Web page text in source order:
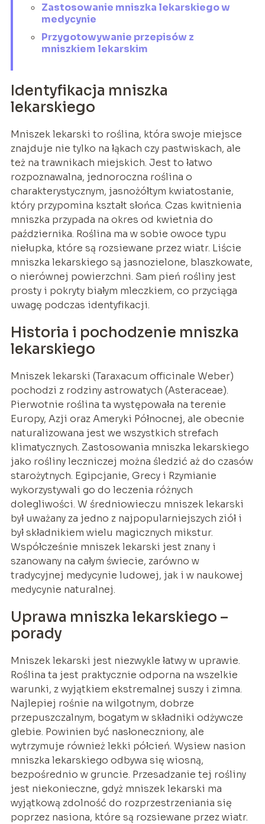
Zastosowanie mniszka lekarskiego w
medycynie
Przygotowywanie przepisów z
mniszkiem lekarskim
Identyfikacja mniszka
lekarskiego
Mniszek lekarski to roślina, która swoje miejsce
znajduje nie tylko na łąkach czy pastwiskach, ale
też na trawnikach miejskich. Jest to łatwo
rozpoznawalna, jednoroczna roślina o
charakterystycznym, jasnożółtym kwiatostanie,
który przypomina kształt słońca. Czas kwitnienia
mniszka przypada na okres od kwietnia do
października. Roślina ma w sobie owoce typu
niełupka, które są rozsiewane przez wiatr. Liście
mniszka lekarskiego są jasnozielone, blaszkowate,
o nierównej powierzchni. Sam pień rośliny jest
prosty i pokryty białym mleczkiem, co przyciąga
uwagę podczas identyfikacji.
Historia i pochodzenie mniszka
lekarskiego
Mniszek lekarski (Taraxacum officinale Weber)
pochodzi z rodziny astrowatych (Asteraceae).
Pierwotnie roślina ta występowała na terenie
Europy, Azji oraz Ameryki Północnej, ale obecnie
naturalizowana jest we wszystkich strefach
klimatycznych. Zastosowania mniszka lekarskiego
jako rośliny leczniczej można śledzić aż do czasów
starożytnych. Egipcjanie, Grecy i Rzymianie
wykorzystywali go do leczenia różnych
dolegliwości. W średniowieczu mniszek lekarski
był uważany za jedno z najpopularniejszych ziół i
był składnikiem wielu magicznych mikstur.
Współcześnie mniszek lekarski jest znany i
szanowany na całym świecie, zarówno w
tradycyjnej medycynie ludowej, jak i w naukowej
medycynie naturalnej.
Uprawa mniszka lekarskiego –
porady
Mniszek lekarski jest niezwykle łatwy w uprawie.
Roślina ta jest praktycznie odporna na wszelkie
warunki, z wyjątkiem ekstremalnej suszy i zimna.
Najlepiej rośnie na wilgotnym, dobrze
przepuszczalnym, bogatym w składniki odżywcze
glebie. Powinien być nasłoneczniony, ale
wytrzymuje również lekki półcień. Wysiew nasion
mniszka lekarskiego odbywa się wiosną,
bezpośrednio w gruncie. Przesadzanie tej rośliny
jest niekonieczne, gdyż mniszek lekarski ma
wyjątkową zdolność do rozprzestrzeniania się
poprzez nasiona, które są rozsiewane przez wiatr.